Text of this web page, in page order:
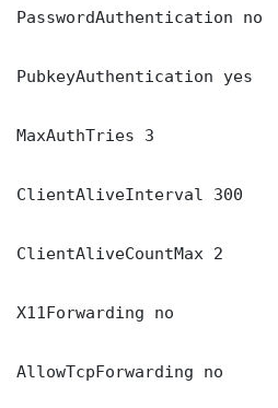
PasswordAuthentication no
PubkeyAuthentication yes
MaxAuthTries 3
ClientAliveInterval 300
ClientAliveCountMax 2
X11Forwarding no
AllowTcpForwarding no